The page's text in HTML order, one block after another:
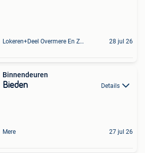
Lokeren+Deel Overmere En Zele 28 jul 26
Binnendeuren
Bieden Details
Mere 27 jul 26